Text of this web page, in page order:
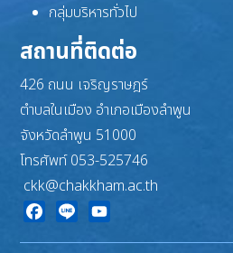
กลุ่มบริหารทั่วไป
สถานที่ติดต่อ
426 ถนน เจริญราษฎร์
ตำบลในเมือง อำเภอเมืองลำพูน
จังหวัดลำพูน 51000
โทรศัพท์ 053-525746
ckk@chakkham.ac.th